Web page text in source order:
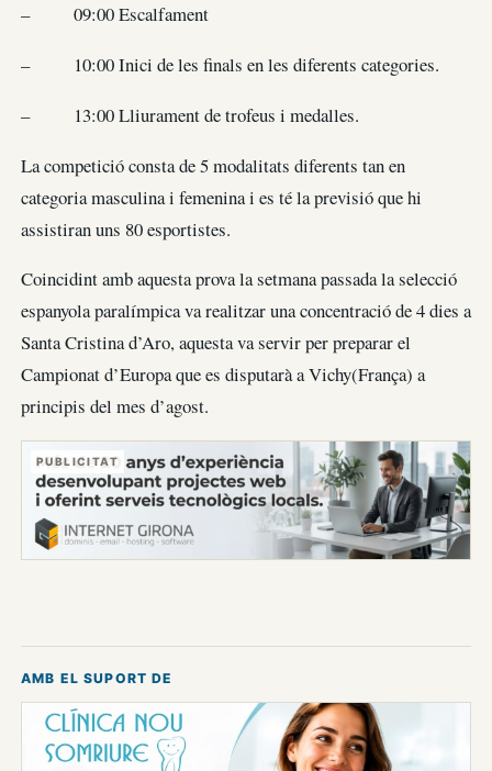
– 09:00 Escalfament
– 10:00 Inici de les finals en les diferents categories.
– 13:00 Lliurament de trofeus i medalles.
La competició consta de 5 modalitats diferents tan en
categoria masculina i femenina i es té la previsió que hi
assistiran uns 80 esportistes.
Coincidint amb aquesta prova la setmana passada la selecció
espanyola paralímpica va realitzar una concentració de 4 dies a
Santa Cristina d’Aro, aquesta va servir per preparar el
Campionat d’Europa que es disputarà a Vichy(França) a
principis del mes d’agost.
PUBLICITAT
AMB EL SUPORT DE